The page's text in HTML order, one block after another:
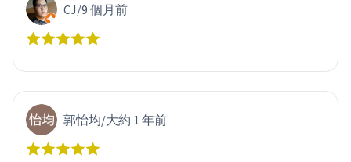
CJ/9 個月前
郭怡均/大約 1 年前